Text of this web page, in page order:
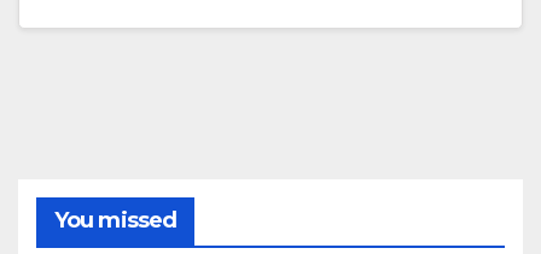
You missed